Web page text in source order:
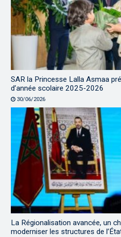
SAR la Princesse Lalla Asmaa
d’année scolaire 2025-2026
30/06/2026
La Régionalisation avancée, un
moderniser les structures de